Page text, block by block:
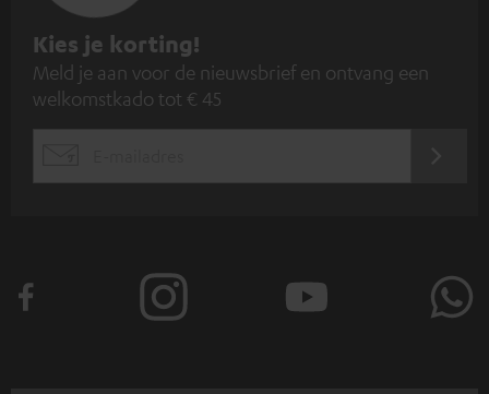
A
a
n
n
Kies je korting!
Meld je aan voor de nieuwsbrief en ontvang een
welkomstkado tot € 45